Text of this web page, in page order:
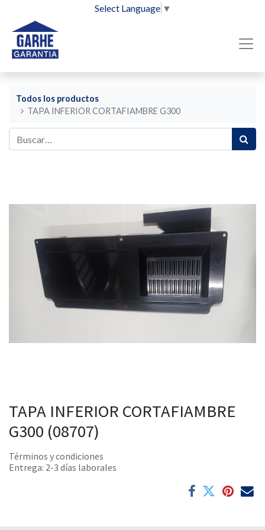
Select Language ▼
Todos los productos
TAPA INFERIOR CORTAFIAMBRE G300
TAPA INFERIOR CORTAFIAMBRE
G300 (08707)
Términos y condiciones
Entrega: 2-3 días laborales